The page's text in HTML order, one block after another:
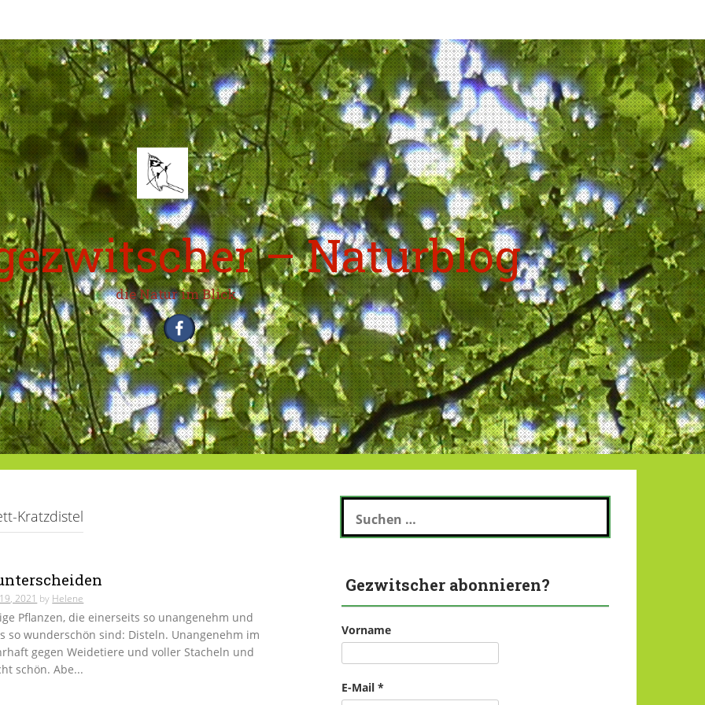
– Naturblog
die Natur im Blick
Kratzdistel
2021 by Helene
Pflanzen, die einerseits so unangenehm und
so wunderschön sind: Disteln. Unangenehm im
gegen Weidetiere und voller Stacheln und
schön. Abe...
Suchen
nach:
Gezwitscher abonnieren?
Vorname
E-Mail *